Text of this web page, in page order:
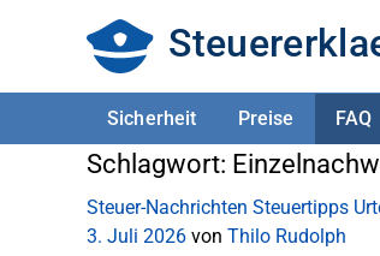
Sicherheit Preise FAQ
Schlagwort:
Steuer-Nachrichten Steuertipps
3. Juli 2026 von Thilo Rudolph